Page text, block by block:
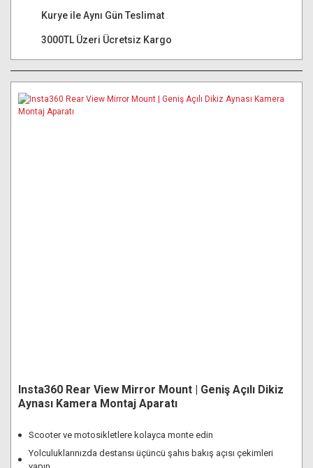
Kurye ile Aynı Gün Teslimat
3000TL Üzeri Ücretsiz Kargo
Insta360 Rear View Mirror Mount | Geniş Açılı Dikiz
Aynası Kamera Montaj Aparatı
Scooter ve motosikletlere kolayca monte edin
Yolculuklarınızda destansı üçüncü şahıs bakış açısı çekimleri